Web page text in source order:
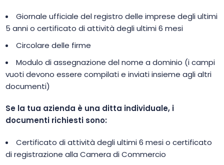
Giornale ufficiale del registro delle imprese degli ultimi
5 anni o certificato di attività degli ultimi 6 mesi
Circolare delle firme
Modulo di assegnazione del nome a dominio (i campi
vuoti devono essere compilati e inviati insieme agli altri
documenti)
Se la tua azienda è una ditta individuale, i
documenti richiesti sono:
Certificato di attività degli ultimi 6 mesi o certificato
di registrazione alla Camera di Commercio